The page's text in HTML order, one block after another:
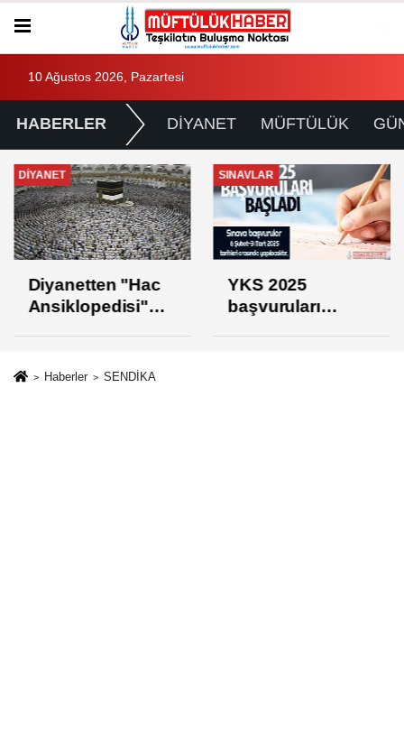
10 Ağustos 2026, Pazartesi
HABERLER DİYANET MÜFTÜLÜK
DİYANET
Diyanetten "Hac
Ansiklopedisi"
SINAVLAR
YKS 2025
başvuruları
Haberler SENDİKA